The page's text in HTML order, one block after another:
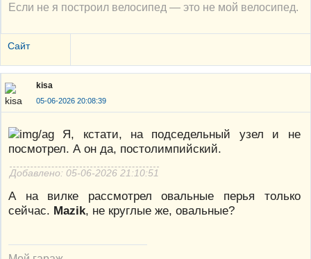
Если не я построил велосипед — это не мой велосипед.
Сайт
kisa
05-06-2026 20:08:39
Я, кстати, на подседельный узел и не
посмотрел. А он да, постолимпийский.
Добавлено: 05-06-2026 21:10:51
А на вилке рассмотрел овальные перья только
сейчас. Mazik, не круглые же, овальные?